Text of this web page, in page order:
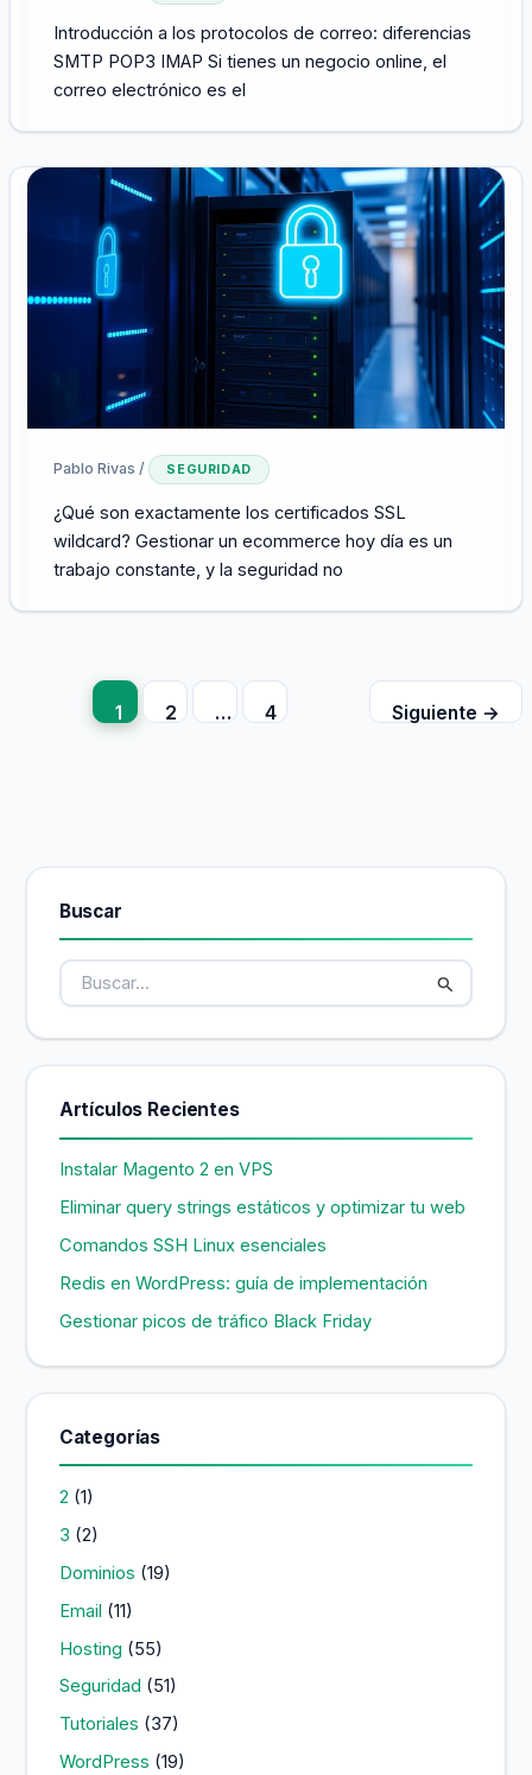
Introducción a los protocolos de correo: diferencias
SMTP POP3 IMAP Si tienes un negocio online, el
correo electrónico es el
Pablo Rivas / SEGURIDAD
¿Qué son exactamente los certificados SSL
wildcard? Gestionar un ecommerce hoy día es un
trabajo constante, y la seguridad no
1 2 … 4 Siguiente →
Buscar
B
c
a
p
o
r
Artículos Recientes
Instalar Magento 2 en VPS
Eliminar query strings estáticos y optimizar tu web
Comandos SSH Linux esenciales
Redis en WordPress: guía de implementación
Gestionar picos de tráfico Black Friday
Categorías
2 (1)
3 (2)
Dominios (19)
Email (11)
Hosting (55)
Seguridad (51)
Tutoriales (37)
WordPress (19)